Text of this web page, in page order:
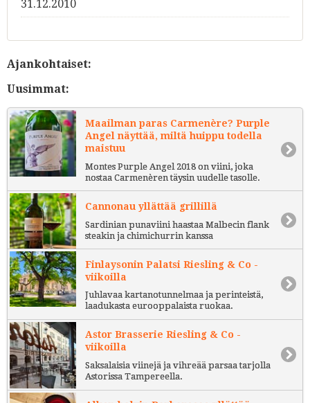
31.12.2010
Ajankohtaiset:
Uusimmat:
Maailman paras Carmenère? Purple
Angel näyttää, miltä huippu todella
maistuu
Montes Purple Angel 2018 on viini, joka
nostaa Carmenèren täysin uudelle tasolle.
Cannonau yllättää grillillä
Sardinian punaviini haastaa Malbecin flank
steakin ja chimichurrin kanssa
Finlaysonin Palatsi Riesling & Co -
viikoilla
Juhlavaa kartanotunnelmaa ja perinteistä,
laadukasta eurooppalaista ruokaa.
Astor Brasserie Riesling & Co -
viikoilla
Saksalaisia viinejä ja vihreää parsaa tarjolla
Astorissa Tampereella.